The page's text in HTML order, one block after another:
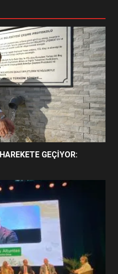
NASIL
SU MİRASI İÇİN
GEÇİYOR: GÖZLER
TÜRK BAHARATI
ETTİ?
ATAMA:
NE
GURURU TÜRKİYE
NE BAŞARDI?
GEÇİYOR: